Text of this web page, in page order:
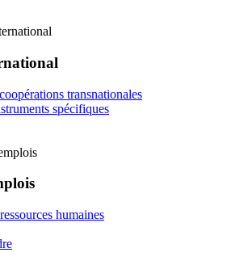
transnationales
spécifiques
humaines